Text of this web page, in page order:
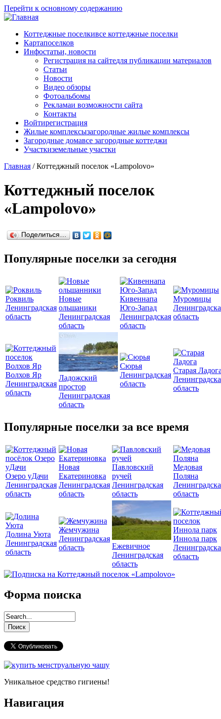
Перейти к основному содержанию
Коттеджные поселкивсе коттеджные поселки
Картапоселков
Инфостатьи, новости
Регистрация на сайтедля публикации материалов
Статьи
Новости
Видео обзоры
Фотоальбомы
Рекламаи возможности сайта
Контакты
Войтирегистрация
Жилые комплексызагородные жилые комплексы
Загородные домавсе загородные коттеджи
Участкиземельные участки
Главная /Коттеджный поселок «Lampolovo»
Коттеджный поселок
«Lampolovo»
Поделиться…
Популярные поселки за сегодня
Роквиль
Ленинградская
область
Новые
ольшаники
Ленинградская
область
Кивеннапа
Юго-Запад
Ленинградская
область
Муромицы
область
Волхов Яр
Ленинградская
область
Ладожский
простор
Ленинградская
область
Сюрья
Ленинградская
область
Старая
область
Популярные поселки за все время
Озеро уДачи
Ленинградская
область
Новая
Екатериновка
Ленинградская
область
Павловский
ручей
Ленинградская
область
Медовая
Поляна
область
Долина Уюта
Ленинградская
область
Жемчужина
Ленинградская
область
Ежевичное
Ленинградская
область
Иннола парк
область
Форма поиска
Уникальное средство гигиены!
Навигация